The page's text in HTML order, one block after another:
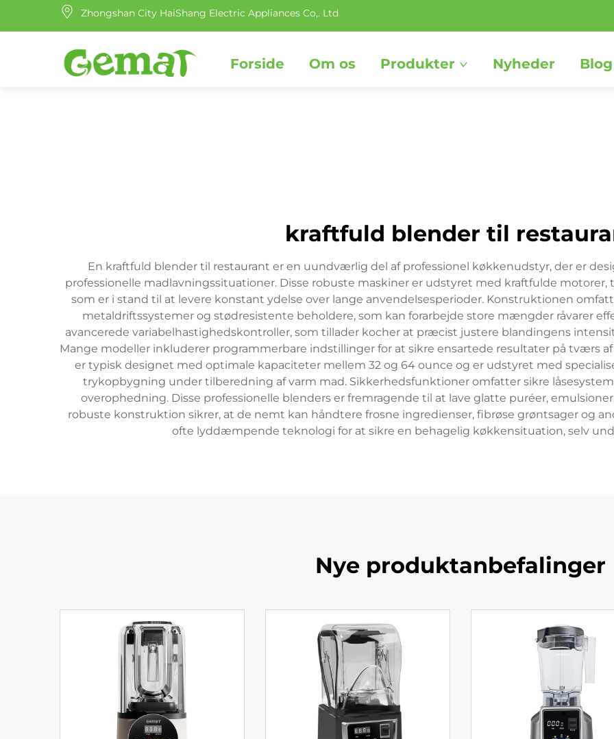
Zhongshan City HaiShang Electric Appliances Co,. Ltd
Forside Om os Produkter Nyheder Blog
kraftfuld blender til
En kraftfuld blender til restaurant er en uundværlig del af professionel køkkenudstyr, der er
professionelle madlavningssituationer. Disse robuste maskiner er udstyret med kraftfulde
som er i stand til at levere konstant ydelse over lange anvendelsesperioder. Konstruktionen
metaldriftssystemer og stødresistente beholdere, som kan forarbejde store mængder råvarer
avancerede variabelhastighedskontroller, som tillader kocher at præcist justere blandingens
Mange modeller inkluderer programmerbare indstillinger for at sikre ensartede resultater på tværs
er typisk designet med optimale kapaciteter mellem 32 og 64 ounce og er udstyret med
trykopbygning under tilberedning af varm mad. Sikkerhedsfunktioner omfatter sikre
overophedning. Disse professionelle blenders er fremragende til at lave glatte puréer,
robuste konstruktion sikrer, at de nemt kan håndtere frosne ingredienser, fibrøse grøntsager og
ofte lyddæmpende teknologi for at sikre en behagelig køkkensituation, selv
Nye produktanbefalinger